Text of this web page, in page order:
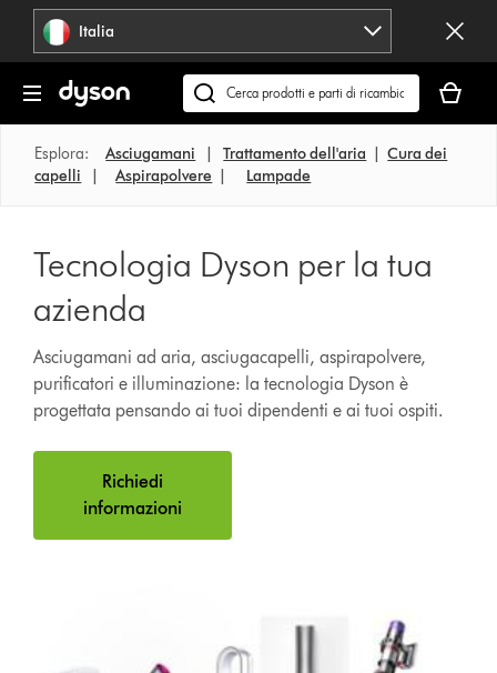
navigazione Italia
Cerca
su
dyson.it
carrello
è
vuoto
Esplora: Asciugamani |Trattamento dell'aria |Cura dei
capelli
Aspirapolvere Lampade
Tecnologia Dyson per la tua
azienda
Asciugamani ad aria, asciugacapelli, aspirapolvere,
purificatori e illuminazione: la tecnologia Dyson è
progettata pensando ai tuoi dipendenti e ai tuoi ospiti.
Richiedi
informazioni